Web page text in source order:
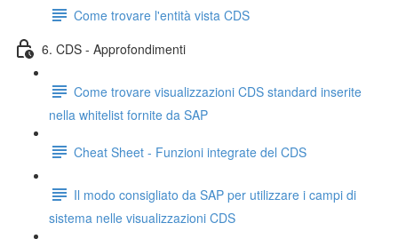
Come trovare l'entità vista CDS
6. CDS - Approfondimenti
Come trovare visualizzazioni CDS standard inserite
nella whitelist fornite da SAP
Cheat Sheet - Funzioni integrate del CDS
Il modo consigliato da SAP per utilizzare i campi di
sistema nelle visualizzazioni CDS